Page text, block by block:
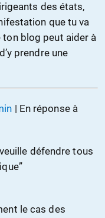
des états,
que tu va
ton blog peut aider à
prendre une
| En réponse à
défendre tous
le cas des